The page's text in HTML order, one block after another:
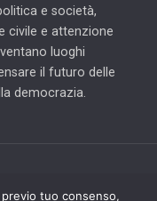
e società,
civile e attenzione
luoghi
il futuro delle
democrazia.
tuo consenso,